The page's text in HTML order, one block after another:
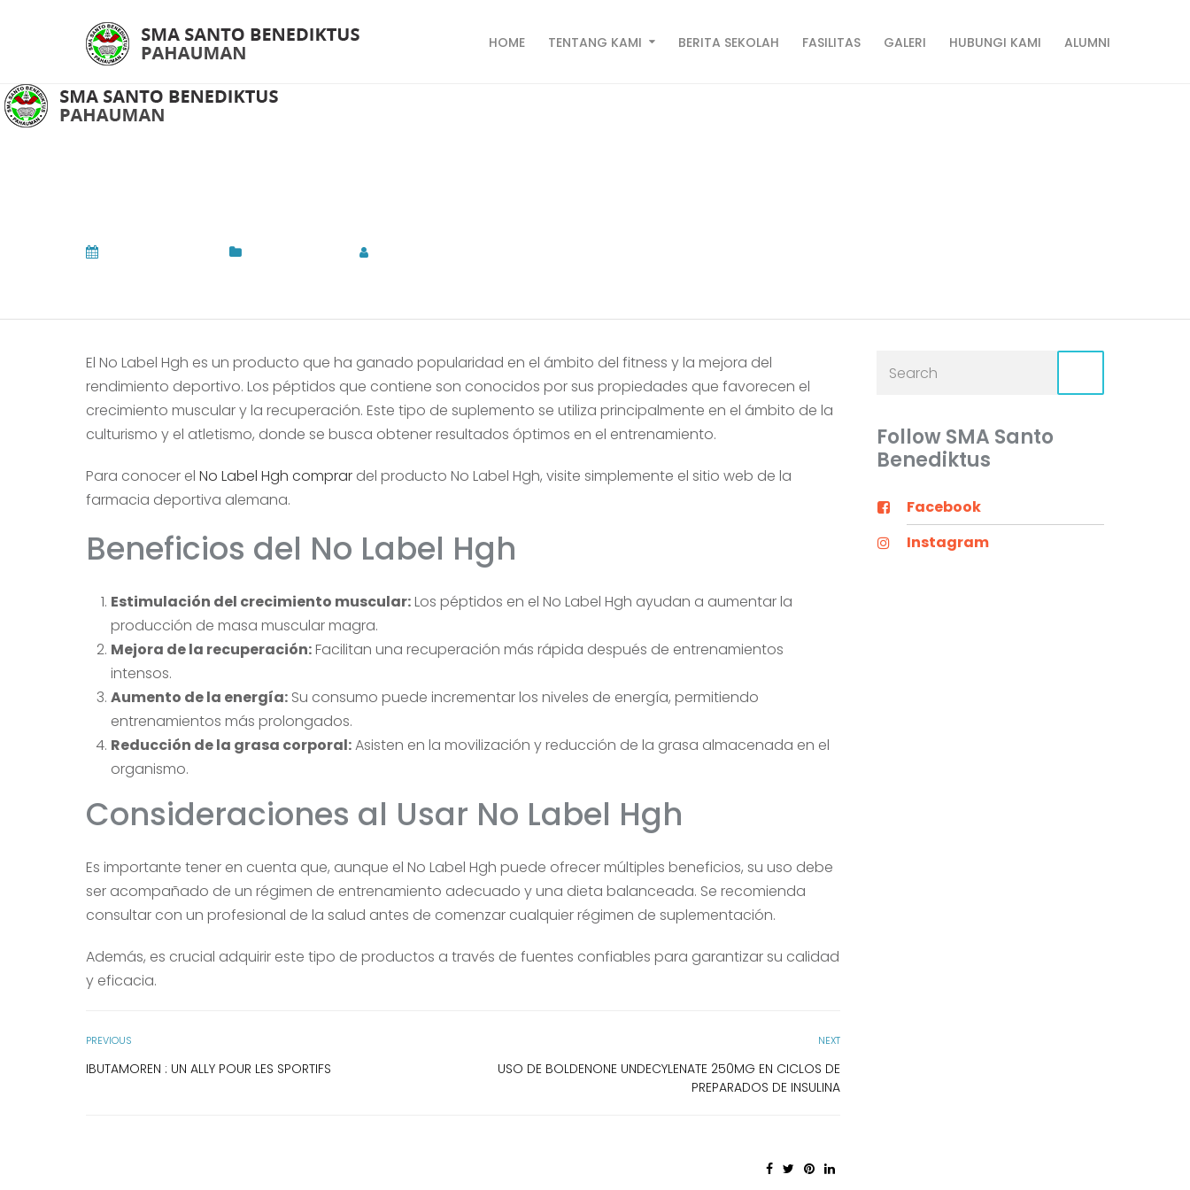
HOME TENTANG KAMI BERITA SEKOLAH FASILITAS GALERI HUBUNGI KAMI ALUMNI
El No Label Hgh es un producto que ha ganado popularidad en el ámbito del fitness y la mejora del
rendimiento deportivo. Los péptidos que contiene son conocidos por sus propiedades que favorecen el
crecimiento muscular y la recuperación. Este tipo de suplemento se utiliza principalmente en el ámbito de la
culturismo y el atletismo, donde se busca obtener resultados óptimos en el entrenamiento.
Para conocer el No Label Hgh comprar del producto No Label Hgh, visite simplemente el sitio web de la
farmacia deportiva alemana.
Beneficios del No Label Hgh
Estimulación del crecimiento muscular:Los péptidos en el No Label Hgh ayudan a aumentar la
producción de masa muscular magra.
Mejora de la recuperación:Facilitan una recuperación más rápida después de entrenamientos
intensos.
Aumento de la energía: Su consumo puede incrementar los niveles de energía, permitiendo
entrenamientos más prolongados.
Reducción de la grasa corporal:Asisten en la movilización y reducción de la grasa almacenada en el
organismo.
Consideraciones al Usar No Label Hgh
Es importante tener en cuenta que, aunque el No Label Hgh puede ofrecer múltiples beneficios, su uso debe
ser acompañado de un régimen de entrenamiento adecuado y una dieta balanceada. Se recomienda
consultar con un profesional de la salud antes de comenzar cualquier régimen de suplementación.
Además, es crucial adquirir este tipo de productos a través de fuentes confiables para garantizar su calidad
y eficacia.
PREVIOUS
IBUTAMOREN : UN ALLY POUR LES SPORTIFS
NEXT
USO DE BOLDENONE UNDECYLENATE 250MG EN CICLOS DE
PREPARADOS DE INSULINA
Follow SMA Santo
Benediktus
Facebook
Instagram